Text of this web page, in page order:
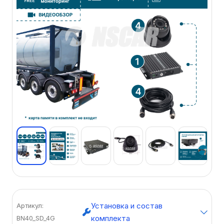
Артикул:
BN40_SD_4G
Установка и состав
комплекта